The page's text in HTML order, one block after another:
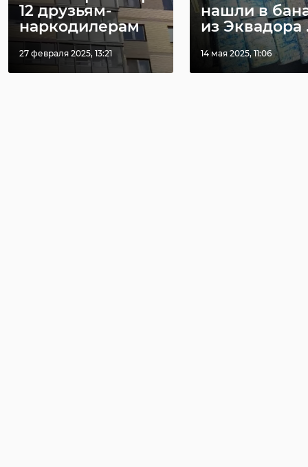
12 друзьям-
наркодилерам
27 февраля 2025, 13:21
нашли в
из Эквадора
14 мая 2025, 11:06